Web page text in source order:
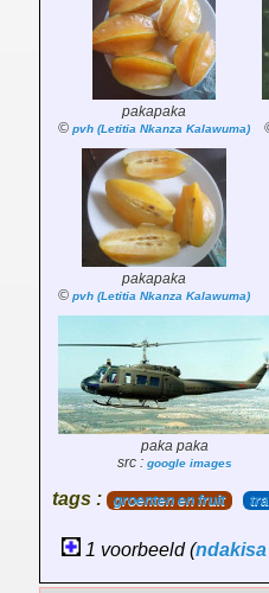
pakapaka
© pvh (Letitia Nkanza Kalawuma)
pakapaka
© pvh (Letitia Nkanza Kalawuma)
paka paka
src : google images
tags : groenten en fruit
1 voorbeeld (ndakisa